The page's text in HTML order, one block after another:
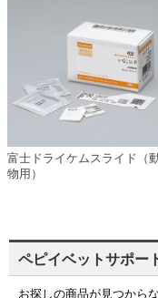
富士ドライケムスライド（
物用）
ペピイベットサポー
お探しの商品が見つから